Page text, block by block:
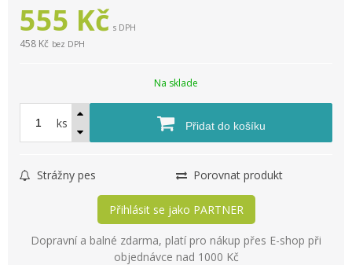
555 Kč s DPH
458 Kč bez DPH
Na sklade
ks Přidat do košíku
Strážny pes Porovnat produkt
Přihlásit se jako PARTNER
Dopravní a balné zdarma, platí pro nákup přes E-shop při
objednávce nad 1000 Kč